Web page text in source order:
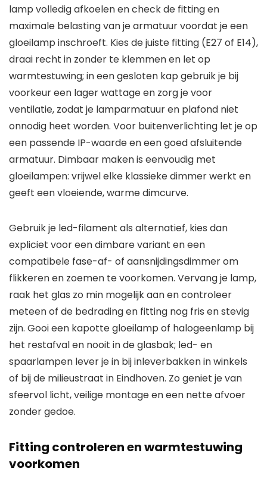
lamp volledig afkoelen en check de fitting en
maximale belasting van je armatuur voordat je een
gloeilamp inschroeft. Kies de juiste fitting (E27 of E14),
draai recht in zonder te klemmen en let op
warmtestuwing; in een gesloten kap gebruik je bij
voorkeur een lager wattage en zorg je voor
ventilatie, zodat je lamparmatuur en plafond niet
onnodig heet worden. Voor buitenverlichting let je op
een passende IP-waarde en een goed afsluitende
armatuur. Dimbaar maken is eenvoudig met
gloeilampen: vrijwel elke klassieke dimmer werkt en
geeft een vloeiende, warme dimcurve.
Gebruik je led-filament als alternatief, kies dan
expliciet voor een dimbare variant en een
compatibele fase-af- of aansnijdingsdimmer om
flikkeren en zoemen te voorkomen. Vervang je lamp,
raak het glas zo min mogelijk aan en controleer
meteen of de bedrading en fitting nog fris en stevig
zijn. Gooi een kapotte gloeilamp of halogeenlamp bij
het restafval en nooit in de glasbak; led- en
spaarlampen lever je in bij inleverbakken in winkels
of bij de milieustraat in Eindhoven. Zo geniet je van
sfeervol licht, veilige montage en een nette afvoer
zonder gedoe.
Fitting controleren en warmtestuwing
voorkomen